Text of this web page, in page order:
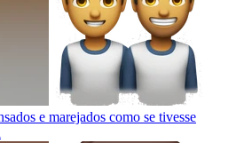
e marejados como se tivesse